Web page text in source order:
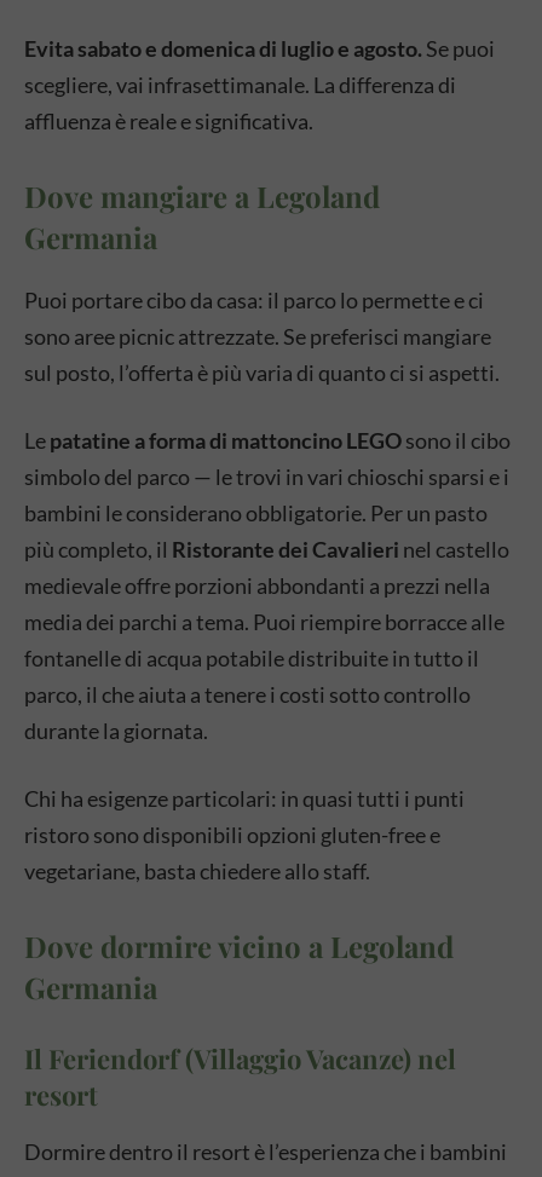
Evita sabato e domenica di luglio e agosto.Se puoi
scegliere, vai infrasettimanale. La differenza di
affluenza è reale e significativa.
Dove mangiare a Legoland
Germania
Puoi portare cibo da casa: il parco lo permette e ci
sono aree picnic attrezzate. Se preferisci mangiare
sul posto, l’offerta è più varia di quanto ci si aspetti.
Lepatatine a forma di mattoncino LEGOsono il cibo
simbolo del parco — le trovi in vari chioschi sparsi e i
bambini le considerano obbligatorie. Per un pasto
più completo, il Ristorante dei Cavalieri nel castello
medievale offre porzioni abbondanti a prezzi nella
media dei parchi a tema. Puoi riempire borracce alle
fontanelle di acqua potabile distribuite in tutto il
parco, il che aiuta a tenere i costi sotto controllo
durante la giornata.
Chi ha esigenze particolari: in quasi tutti i punti
ristoro sono disponibili opzioni gluten-free e
vegetariane, basta chiedere allo staff.
Dove dormire vicino a Legoland
Germania
Il Feriendorf (Villaggio Vacanze) nel
resort
Dormire dentro il resort è l’esperienza che i bambini